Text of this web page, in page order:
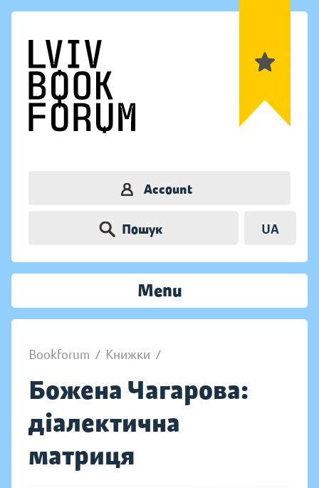
Account
Пошук UA
Menu
Bookforum / Книжки /
Божена Чагарова:
діалектична
матриця